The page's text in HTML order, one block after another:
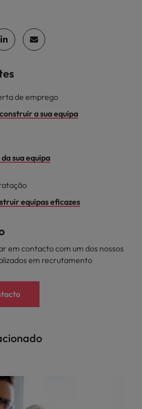
de emprego
a sua equipa
sua equipa
equipas eficazes
em contacto com um dos nossos
em recrutamento